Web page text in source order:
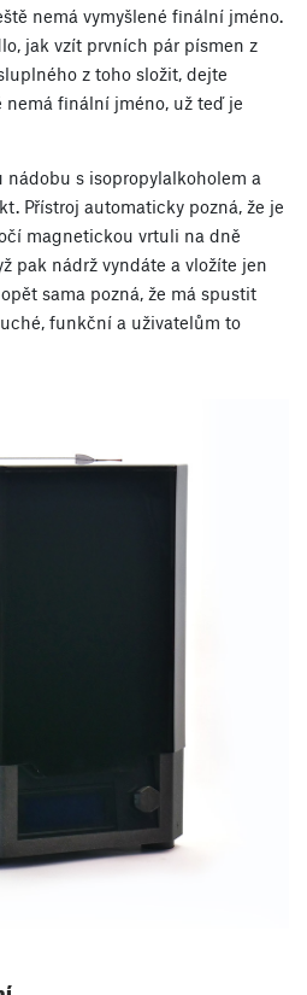
nemá vymyšlené finální jméno.
jak vzít prvních pár písmen z
z toho složit, dejte
finální jméno, už teď je
s isopropylalkoholem a
Přístroj automaticky pozná, že je
magnetickou vrtuli na dně
pak nádrž vyndáte a vložíte jen
sama pozná, že má spustit
funkční a uživatelům to